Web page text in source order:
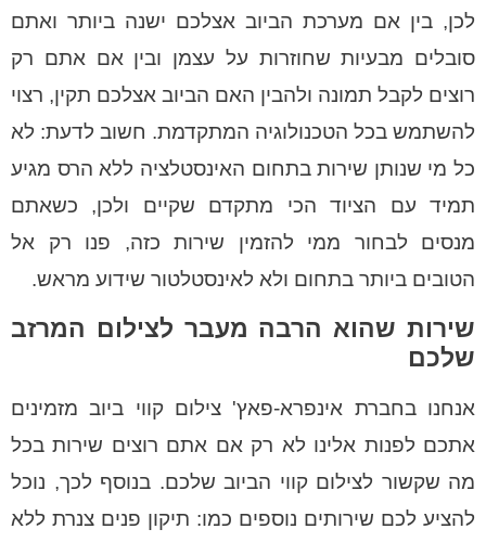
לכן, בין אם מערכת הביוב אצלכם ישנה ביותר ואתם
סובלים מבעיות שחוזרות על עצמן ובין אם אתם רק
רוצים לקבל תמונה ולהבין האם הביוב אצלכם תקין, רצוי
להשתמש בכל הטכנולוגיה המתקדמת. חשוב לדעת: לא
כל מי שנותן שירות בתחום האינסטלציה ללא הרס מגיע
תמיד עם הציוד הכי מתקדם שקיים ולכן, כשאתם
מנסים לבחור ממי להזמין שירות כזה, פנו רק אל
הטובים ביותר בתחום ולא לאינסטלטור שידוע מראש.
שירות שהוא הרבה מעבר לצילום המרזב
שלכם
אנחנו בחברת אינפרא-פאץ' צילום קווי ביוב מזמינים
אתכם לפנות אלינו לא רק אם אתם רוצים שירות בכל
מה שקשור לצילום קווי הביוב שלכם. בנוסף לכך, נוכל
להציע לכם שירותים נוספים כמו: תיקון פנים צנרת ללא